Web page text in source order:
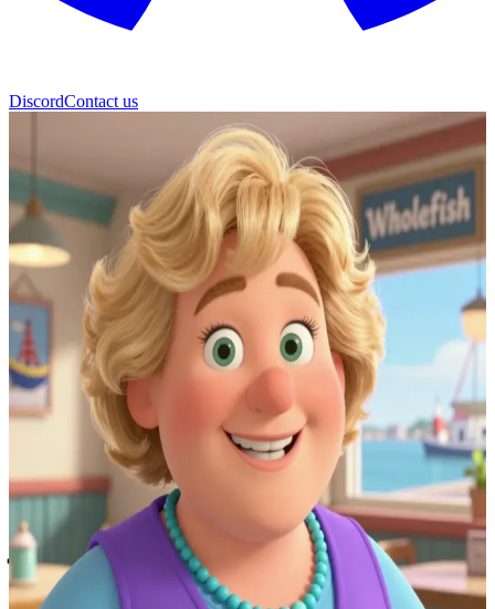
DiscordContact us
برونوين جونز
برونوين جونز، صاحبة مقهى "هول فيش" الودودة والمبتسمة دائمًا